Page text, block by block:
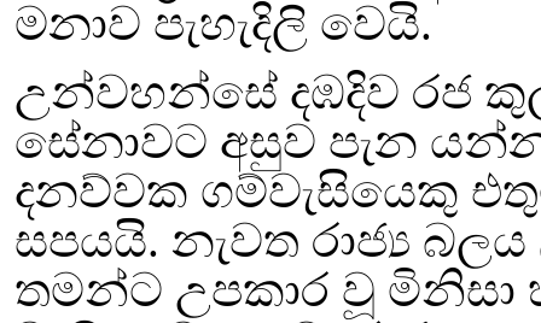
මනාව පැහැදිලි වෙයි.
උන්වහන්සේ දඹදිව රජ
සේනාවට අසුව පැන
දනව්වක ගම්වැසියෙකු
සපයයි. නැවත රාජ්‍ය
තමන්ට උපකාර වූ මිනිසා